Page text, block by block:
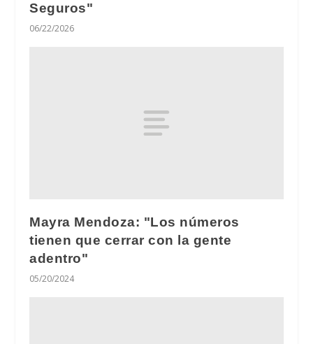
Seguros"
06/22/2026
Mayra Mendoza: "Los números
tienen que cerrar con la gente
adentro"
05/20/2024